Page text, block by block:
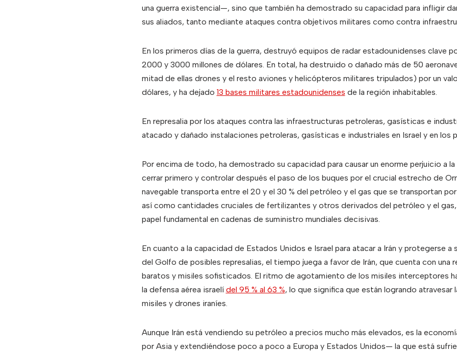
una guerra existencial—, sino que también ha demostrado su capacidad para infligir
sus aliados, tanto mediante ataques contra objetivos militares como contra
En los primeros días de la guerra, destruyó equipos de radar estadounidenses clave
2000 y 3000 millones de dólares. En total, ha destruido o dañado más de 50
mitad de ellas drones y el resto aviones y helicópteros militares tripulados) por un
dólares, y ha dejado 13 bases militares estadounidenses de la región inhabitables.
En represalia por los ataques contra las infraestructuras petroleras, gasísticas e
atacado y dañado instalaciones petroleras, gasísticas e industriales en Israel y en los
Por encima de todo, ha demostrado su capacidad para causar un enorme perjuicio a
cerrar primero y controlar después el paso de los buques por el crucial estrecho de
navegable transporta entre el 20 y el 30 % del petróleo y el gas que se transportan
así como cantidades cruciales de fertilizantes y otros derivados del petróleo y el gas,
papel fundamental en cadenas de suministro mundiales decisivas.
En cuanto a la capacidad de Estados Unidos e Israel para atacar a Irán y protegerse a
del Golfo de posibles represalias, el tiempo juega a favor de Irán, que cuenta con una
baratos y misiles sofisticados. El ritmo de agotamiento de los misiles interceptores
la defensa aérea israelí del 95 % al 63 %, lo que significa que están logrando atravesar
misiles y drones iraníes.
Aunque Irán está vendiendo su petróleo a precios mucho más elevados, es la
por Asia y extendiéndose poco a poco a Europa y Estados Unidos— la que está